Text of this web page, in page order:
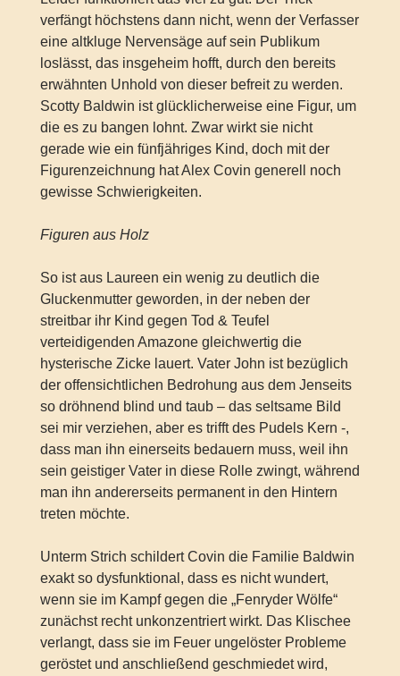
verfängt höchstens dann nicht, wenn der Verfasser
eine altkluge Nervensäge auf sein Publikum
loslässt, das insgeheim hofft, durch den bereits
erwähnten Unhold von dieser befreit zu werden.
Scotty Baldwin ist glücklicherweise eine Figur, um
die es zu bangen lohnt. Zwar wirkt sie nicht
gerade wie ein fünfjähriges Kind, doch mit der
Figurenzeichnung hat Alex Covin generell noch
gewisse Schwierigkeiten.
Figuren aus Holz
So ist aus Laureen ein wenig zu deutlich die
Gluckenmutter geworden, in der neben der
streitbar ihr Kind gegen Tod & Teufel
verteidigenden Amazone gleichwertig die
hysterische Zicke lauert. Vater John ist bezüglich
der offensichtlichen Bedrohung aus dem Jenseits
so dröhnend blind und taub – das seltsame Bild
sei mir verziehen, aber es trifft des Pudels Kern -,
dass man ihn einerseits bedauern muss, weil ihn
sein geistiger Vater in diese Rolle zwingt, während
man ihn andererseits permanent in den Hintern
treten möchte.
Unterm Strich schildert Covin die Familie Baldwin
exakt so dysfunktional, dass es nicht wundert,
wenn sie im Kampf gegen die „Fenryder Wölfe“
zunächst recht unkonzentriert wirkt. Das Klischee
verlangt, dass sie im Feuer ungelöster Probleme
geröstet und anschließend geschmiedet wird,